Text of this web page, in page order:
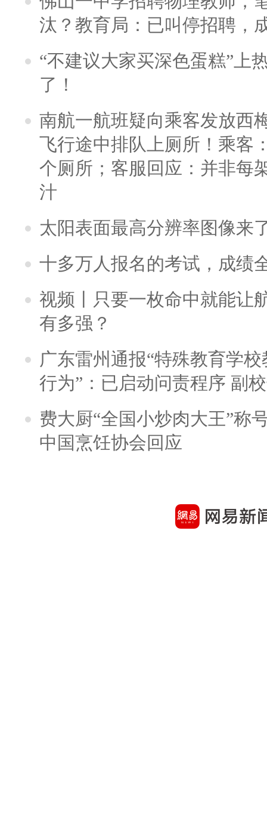
汰？教育局：已叫停招聘，
“不建议大家买深色蛋糕”上
了！
南航一航班疑向乘客发放西
飞行途中排队上厕所！乘客
个厕所；客服回应：并非每
汁
太阳表面最高分辨率图像来
十多万人报名的考试，成绩
视频丨只要一枚命中就能让
有多强？
广东雷州通报“特殊教育学
行为”：已启动问责程序 副
费大厨“全国小炒肉大王”称
中国烹饪协会回应